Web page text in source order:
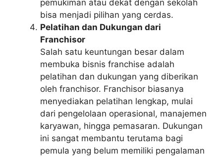
pemukiman atau dekat dengan sekolah
bisa menjadi pilihan yang cerdas.
Pelatihan dan Dukungan dari
Franchisor
Salah satu keuntungan besar dalam
membuka bisnis franchise adalah
pelatihan dan dukungan yang diberikan
oleh franchisor. Franchisor biasanya
menyediakan pelatihan lengkap, mulai
dari pengelolaan operasional, manajemen
karyawan, hingga pemasaran. Dukungan
ini sangat membantu terutama bagi
pemula yang belum memiliki pengalaman